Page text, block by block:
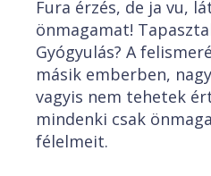
Fura érzés, de ja vu,
önmagamat!
Gyógyulás? A
másik emberben,
vagyis nem tehetek
mindenki csak
félelmeit.